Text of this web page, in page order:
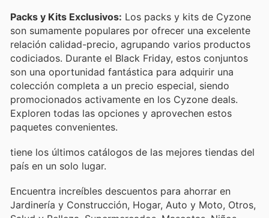
Packs y Kits Exclusivos: Los packs y kits de Cyzone
son sumamente populares por ofrecer una excelente
relación calidad-precio, agrupando varios productos
codiciados. Durante el Black Friday, estos conjuntos
son una oportunidad fantástica para adquirir una
colección completa a un precio especial, siendo
promocionados activamente en los Cyzone deals.
Exploren todas las opciones y aprovechen estos
paquetes convenientes.
tiene los últimos catálogos de las mejores tiendas del
país en un solo lugar.
Encuentra increíbles descuentos para ahorrar en
Jardinería y Construcción, Hogar, Auto y Moto, Otros,